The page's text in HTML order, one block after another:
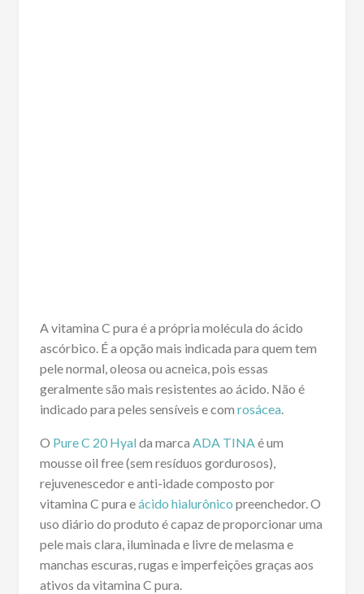
A vitamina C pura é a própria molécula do ácido
ascórbico. É a opção mais indicada para quem tem
pele normal, oleosa ou acneica, pois essas
geralmente são mais resistentes ao ácido. Não é
indicado para peles sensíveis e com rosácea.
O Pure C 20 Hyalda marca ADA TINAé um
mousse oil free (sem resíduos gordurosos),
rejuvenescedor e anti-idade composto por
vitamina C pura eácido hialurônico preenchedor. O
uso diário do produto é capaz de proporcionar uma
pele mais clara, iluminada e livre de melasma e
manchas escuras, rugas e imperfeições graças aos
ativos da vitamina C pura.